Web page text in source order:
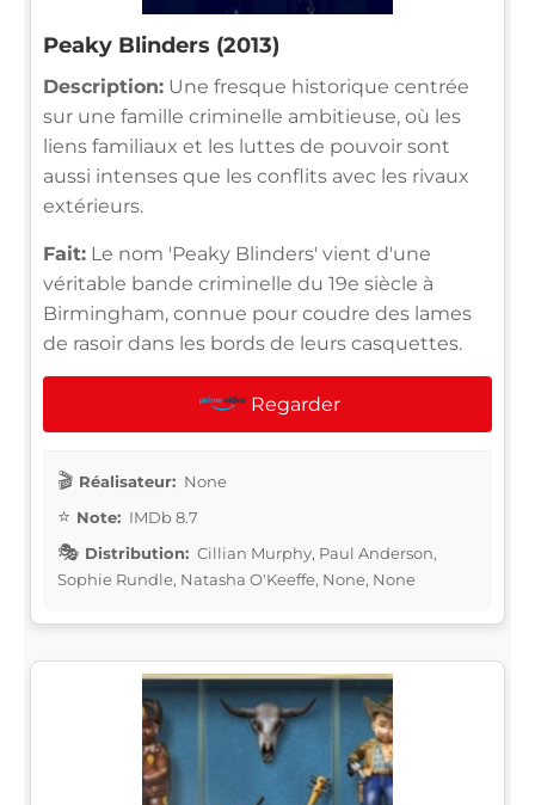
Peaky Blinders (2013)
Description: Une fresque historique centrée
sur une famille criminelle ambitieuse, où les
liens familiaux et les luttes de pouvoir sont
aussi intenses que les conflits avec les rivaux
extérieurs.
Fait: Le nom 'Peaky Blinders' vient d'une
véritable bande criminelle du 19e siècle à
Birmingham, connue pour coudre des lames
de rasoir dans les bords de leurs casquettes.
Regarder
Réalisateur: None
Note: IMDb 8.7
Distribution: Cillian Murphy, Paul Anderson,
Sophie Rundle, Natasha O'Keeffe, None, None